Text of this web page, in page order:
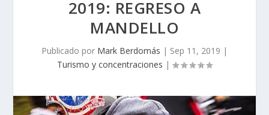
2019: REGRESO A
MANDELLO
Publicado por Mark Berdomás | Sep 11, 2019 |
Turismo y concentraciones |